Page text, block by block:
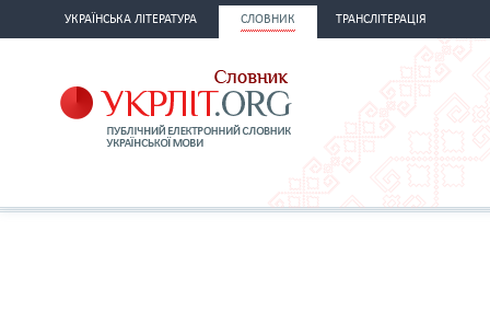
УКРАЇНСЬКА ЛІТЕРАТУРА СЛОВНИК ТРАНСЛІТЕРАЦІЯ